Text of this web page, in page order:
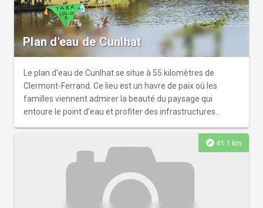
Plan d'eau de Cunlhat
Le plan d'eau de Cunlhat se situe à 55 kilomètres de
Clermont-Ferrand. Ce lieu est un havre de paix où les
familles viennent admirer la beauté du paysage qui
entoure le point d'eau et profiter des infrastructures
explore 41.1 km